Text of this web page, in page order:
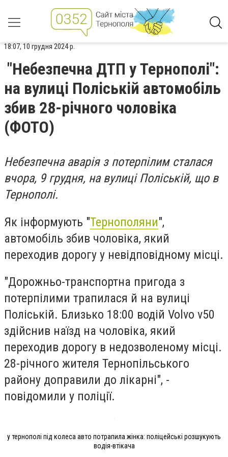
18:07, 10 грудня 2024 р.
"Небезпечна ДТП у Тернополі":
на вулиці Поліській автомобіль
збив 28-річного чоловіка
(ФОТО)
Небезпечна аварія з потерпілим сталася
вчора, 9 грудня, на вулиці Поліській, що в
Тернополі.
Як інформують "Тернополяни",
автомобіль збив чоловіка, який
переходив дорогу у невідповідному місці.
"Дорожньо-транспортна пригода з
потерпілими трапилася й на вулиці
Поліській. Близько 18:00 водій Volvo v50
здійснив наїзд на чоловіка, який
переходив дорогу в недозволеному місці.
28-річного жителя Тернопільського
району доправили до лікарні", -
повідомили у поліції.
у тернополі під колеса авто потрапила жінка: поліцейські розшукують
водія-втікача